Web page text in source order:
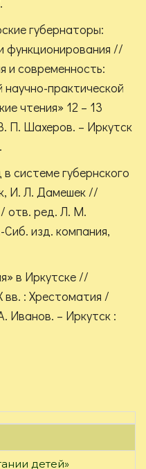
губернаторы:
функционирования //
и современность:
практической
чтения» 12 – 13
П. Шахеров. – Иркутск
системе губернского
И. Л. Дамешек //
отв. ред. Л. М.
изд. компания,
в Иркутске //
вв. : Хрестоматия /
Иванов. – Иркутск :
детей»